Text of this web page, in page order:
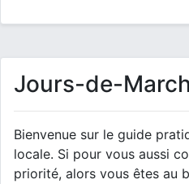
Jours-de-
Bienvenue sur le guide
locale. Si pour vous aussi
priorité, alors vous êtes au